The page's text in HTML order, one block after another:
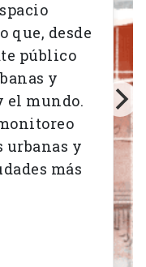
que, desde
público
y
el mundo.
urbanas y
más